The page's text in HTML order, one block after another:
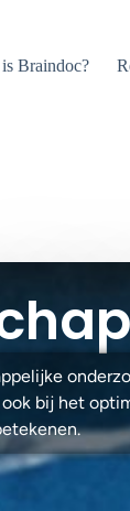
Braindoc?
bij het